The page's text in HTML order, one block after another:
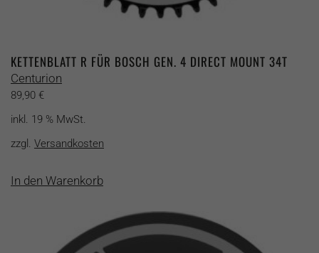
KETTENBLATT R FÜR BOSCH GEN. 4 DIRECT MOUNT 34T
Centurion
89,90 €
inkl. 19 % MwSt.
zzgl. Versandkosten
In den Warenkorb
einschließlich 17.08.2026.
ab dem 18.08.2026